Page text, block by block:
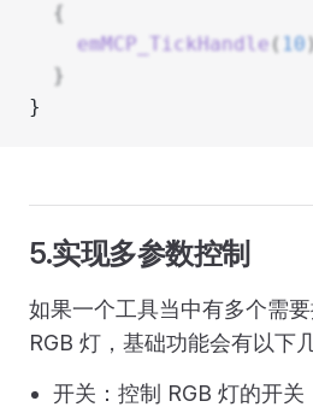
  {
    emMCP_TickHandle
( 10
  }
}
5.实现多参数控制
如果一个工具当中有多个需
RGB 灯，基础功能会有以下
开关：控制 RGB 灯的开关